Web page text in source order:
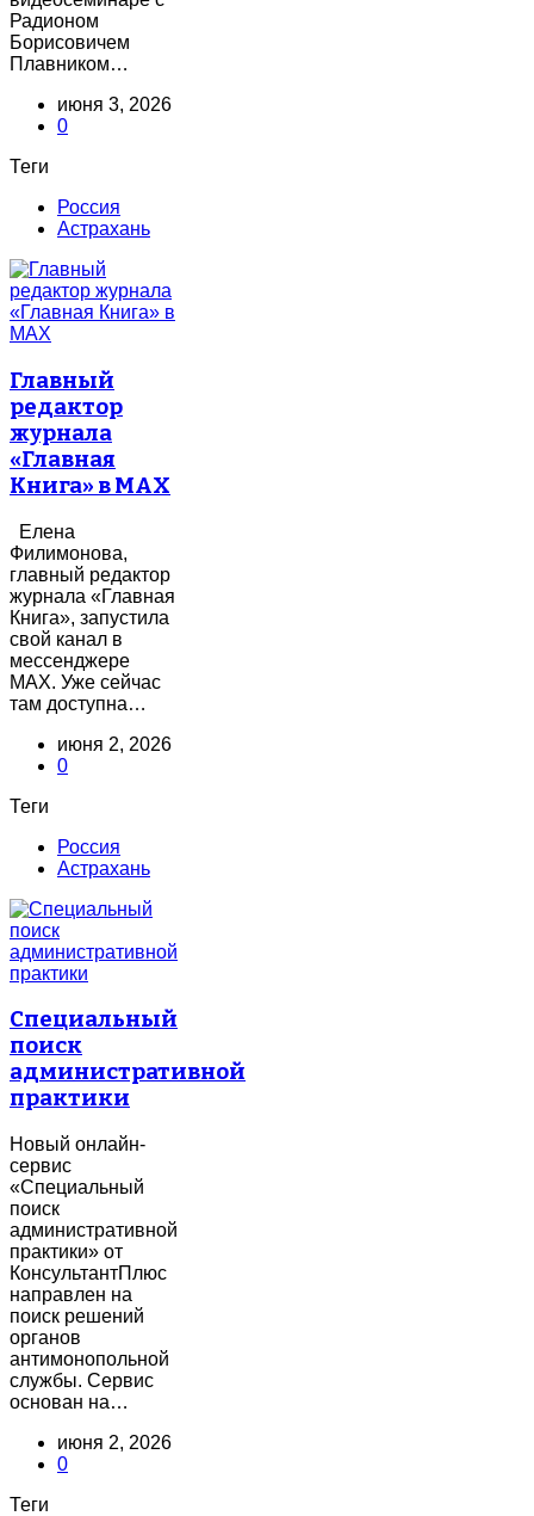
Радионом
Борисовичем
Плавником…
июня 3, 2026
0
Теги
Россия
Астрахань
Главный
редактор
журнала
«Главная
Книга» в MAX
Елена
Филимонова,
главный редактор
журнала «Главная
Книга», запустила
свой канал в
мессенджере
MAX. Уже сейчас
там доступна…
июня 2, 2026
0
Теги
Россия
Астрахань
Специальный
поиск
административной
практики
Новый онлайн-
сервис
«Специальный
поиск
административной
практики» от
КонсультантПлюс
направлен на
поиск решений
органов
антимонопольной
службы. Сервис
основан на…
июня 2, 2026
0
Теги